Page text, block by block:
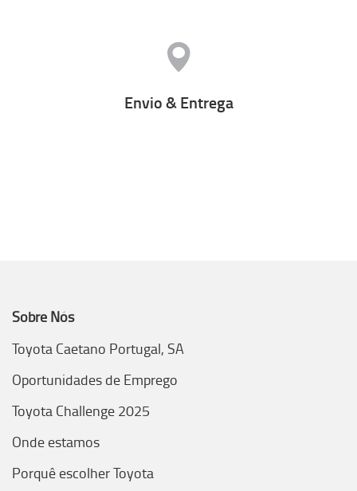
Envio & Entrega
Sobre Nós
Toyota Caetano Portugal, SA
Oportunidades de Emprego
Toyota Challenge 2025
Onde estamos
Porquê escolher Toyota